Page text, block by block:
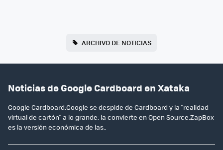
ARCHIVO DE NOTICIAS
Noticias de Google Cardboard en Xataka
Google Cardboard:Google se despide de Cardboard y la "realidad
virtual de cartón" a lo grande: la convierte en Open Source.ZapBox
es la versión económica de las..